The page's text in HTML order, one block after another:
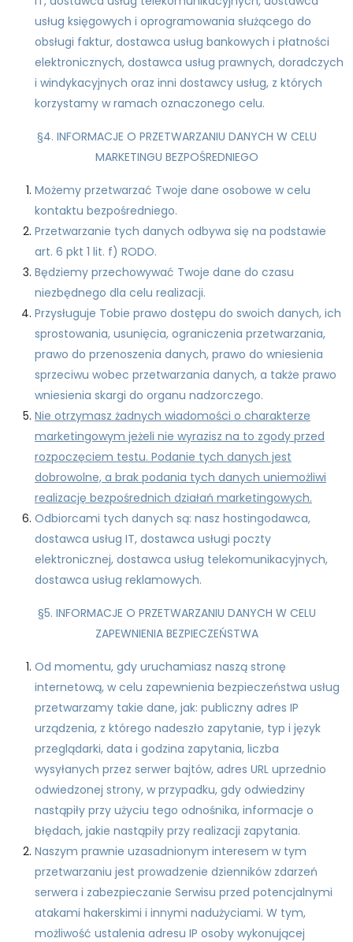
usług księgowych i oprogramowania służącego do
obsługi faktur, dostawca usług bankowych i płatności
elektronicznych, dostawca usług prawnych, doradczych
i windykacyjnych oraz inni dostawcy usług, z których
korzystamy w ramach oznaczonego celu.
§4. INFORMACJE O PRZETWARZANIU DANYCH W CELU
MARKETINGU BEZPOŚREDNIEGO
Możemy przetwarzać Twoje dane osobowe w celu
kontaktu bezpośredniego.
Przetwarzanie tych danych odbywa się na podstawie
art. 6 pkt 1 lit. f) RODO.
Będziemy przechowywać Twoje dane do czasu
niezbędnego dla celu realizacji.
Przysługuje Tobie prawo dostępu do swoich danych, ich
sprostowania, usunięcia, ograniczenia przetwarzania,
prawo do przenoszenia danych, prawo do wniesienia
sprzeciwu wobec przetwarzania danych, a także prawo
wniesienia skargi do organu nadzorczego.
Nie otrzymasz żadnych wiadomości o charakterze
marketingowym jeżeli nie wyrazisz na to zgody przed
rozpoczęciem testu. Podanie tych danych jest
dobrowolne, a brak podania tych danych uniemożliwi
realizację bezpośrednich działań marketingowych.
Odbiorcami tych danych są: nasz hostingodawca,
dostawca usług IT, dostawca usługi poczty
elektronicznej, dostawca usług telekomunikacyjnych,
dostawca usług reklamowych.
§5. INFORMACJE O PRZETWARZANIU DANYCH W CELU
ZAPEWNIENIA BEZPIECZEŃSTWA
Od momentu, gdy uruchamiasz naszą stronę
internetową, w celu zapewnienia bezpieczeństwa usług
przetwarzamy takie dane, jak: publiczny adres IP
urządzenia, z którego nadeszło zapytanie, typ i język
przeglądarki, data i godzina zapytania, liczba
wysyłanych przez serwer bajtów, adres URL uprzednio
odwiedzonej strony, w przypadku, gdy odwiedziny
nastąpiły przy użyciu tego odnośnika, informacje o
błędach, jakie nastąpiły przy realizacji zapytania.
Naszym prawnie uzasadnionym interesem w tym
przetwarzaniu jest prowadzenie dzienników zdarzeń
serwera i zabezpieczanie Serwisu przed potencjalnymi
atakami hakerskimi i innymi nadużyciami. W tym,
możliwość ustalenia adresu IP osoby wykonującej